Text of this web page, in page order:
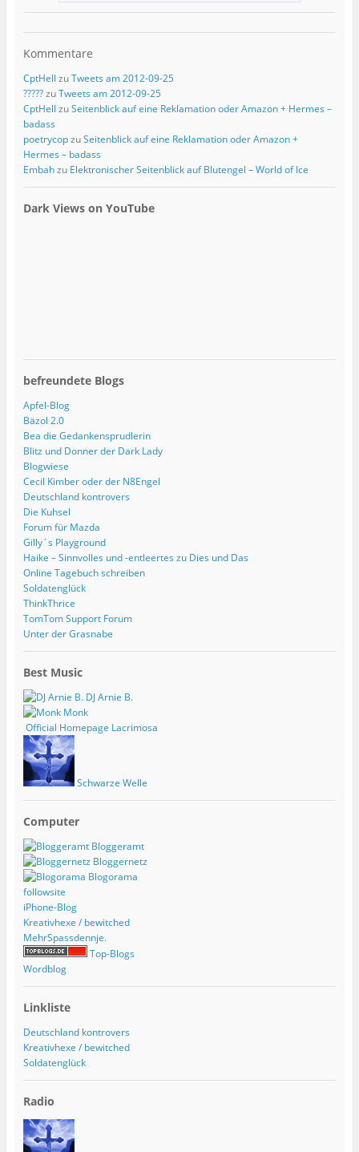
Kommentare
CptHell zuTweets am 2012-09-25
?????zuTweets am 2012-09-25
CptHell zuSeitenblick auf eine Reklamation oder Amazon + Hermes –
badass
poetrycopzuSeitenblick auf eine Reklamation oder Amazon +
Hermes – badass
Embahzu Elektronischer Seitenblick auf Blutengel – World of Ice
Dark Views on YouTube
befreundete Blogs
Apfel-Blog
Bäzol 2.0
Bea die Gedankensprudlerin
Blitz und Donner der Dark Lady
Blogwiese
Cecil Kimber oder der N8Engel
Deutschland kontrovers
Die Kuhsel
Forum für Mazda
Gilly´s Playground
Haike – Sinnvolles und -entleertes zu Dies und Das
Online Tagebuch schreiben
Soldatenglück
ThinkThrice
TomTom Support Forum
Unter der Grasnabe
Best Music
DJ Arnie B.
Monk
Official Homepage Lacrimosa
Schwarze Welle
Computer
Bloggeramt
Bloggernetz
Blogorama
followsite
iPhone-Blog
Kreativhexe / bewitched
MehrSpassdennje.
Top-Blogs
Wordblog
Linkliste
Deutschland kontrovers
Kreativhexe / bewitched
Soldatenglück
Radio